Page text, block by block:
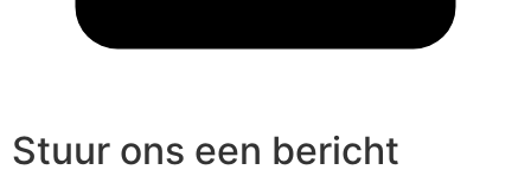
Stuur ons een bericht